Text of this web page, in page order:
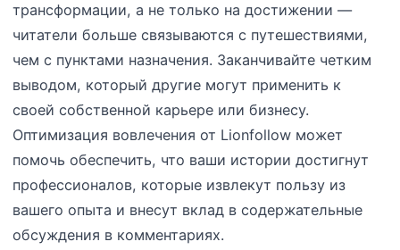
трансформации, а не только на достижении —
читатели больше связываются с путешествиями,
чем с пунктами назначения. Заканчивайте четким
выводом, который другие могут применить к
своей собственной карьере или бизнесу.
Оптимизация вовлечения от Lionfollow может
помочь обеспечить, что ваши истории достигнут
профессионалов, которые извлекут пользу из
вашего опыта и внесут вклад в содержательные
обсуждения в комментариях.